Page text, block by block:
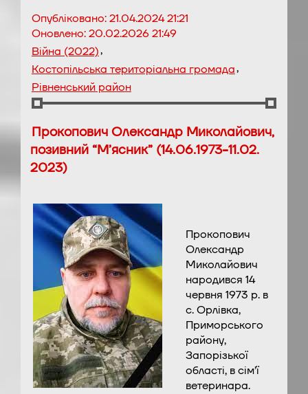
Опубліковано:21.04.2024 21:21
Оновлено:20.02.2026 21:49
Війна (2022),
Костопільська територіальна громада,
Рівненський район
Прокопович Олександр Миколайович,
позивний “М’ясник” (14.06.1973-11.02.
2023)
Прокопович
Олександр
Миколайович
народився 14
червня 1973 р. в
с. Орлівка,
Приморського
району,
Запорізької
області, в сім’ї
ветеринара.